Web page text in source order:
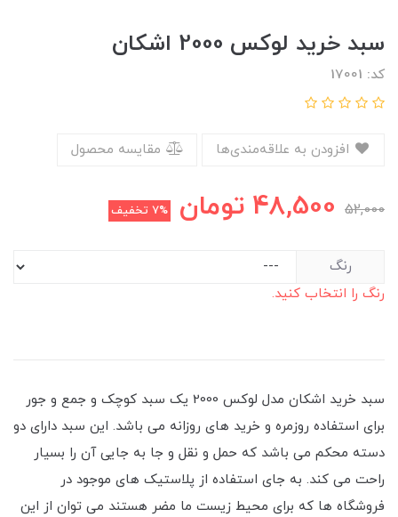
سبد خرید لوکس 2000 اشکان
کد: 17001
مقایسه محصول
52,000
48,500 تومان 7% تخفیف
رنگ
رنگ را انتخاب کنید.
سبد خرید اشکان مدل لوکس 2000 یک سبد کوچک و جمع و جور
برای استفاده روزمره و خرید های روزانه می باشد. این سبد دارای دو
دسته محکم می باشد که حمل و نقل و جا به جایی آن را بسیار
راحت می کند. به جای استفاده از پلاستیک های موجود در
فروشگاه ها که برای محیط زیست ما مضر هستند می توان از این